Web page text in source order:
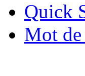
Quick
Mot de